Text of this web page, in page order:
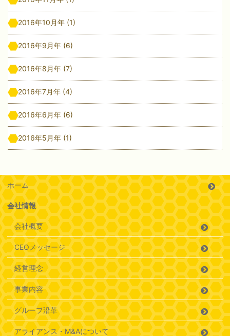
2016年10月年 (1)
2016年9月年 (6)
2016年8月年 (7)
2016年7月年 (4)
2016年6月年 (6)
2016年5月年 (1)
ホーム
会社情報
会社概要
CEOメッセージ
経営理念
事業内容
グループ沿革
アライアンス・M&Aについて